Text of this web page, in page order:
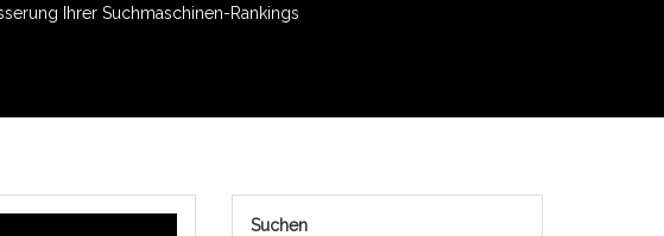
Ihrer Suchmaschinen-Rankings
Suchen